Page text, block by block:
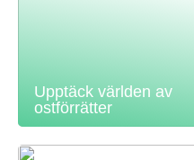
Upptäck världen av
ostförrätter